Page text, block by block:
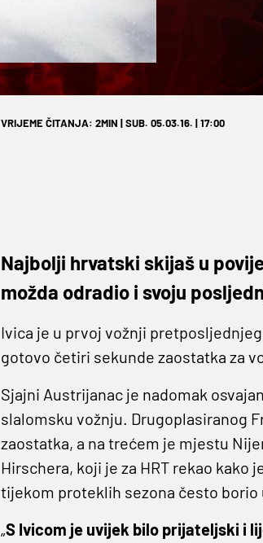
VRIJEME ČITANJA: 2MIN | SUB. 05.03.16. | 17:00
Najbolji hrvatski skijaš u
možda odradio i svoju
Ivica je u prvoj vožnji
gotovo četiri sekunde zaostatka za
Sjajni Austrijanac je nadomak
slalomsku vožnju. Drugoplasiranog
zaostatka, a na trećem je mjestu
Hirschera, koji je za HRT rekao
tijekom proteklih sezona često borio
„S Ivicom je uvijek bilo prijateljski i